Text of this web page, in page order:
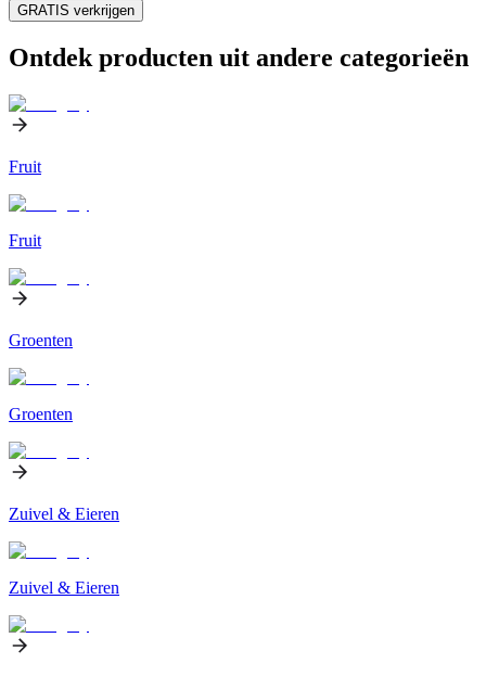
GRATIS verkrijgen
Ontdek producten uit andere categorieën
Fruit
Fruit
Groenten
Groenten
Zuivel & Eieren
Zuivel & Eieren